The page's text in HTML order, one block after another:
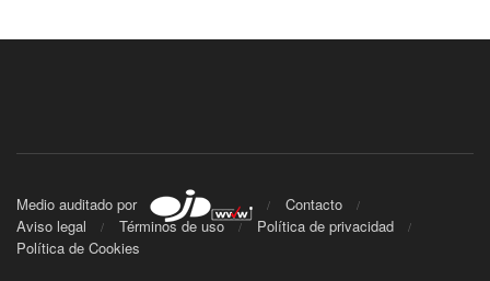
Medio auditado por
Contacto
Aviso legal
Términos de uso
Política de privacidad
Política de Cookies